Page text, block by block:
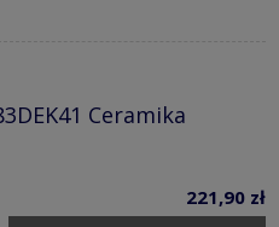
Ceramika
221,90 zł